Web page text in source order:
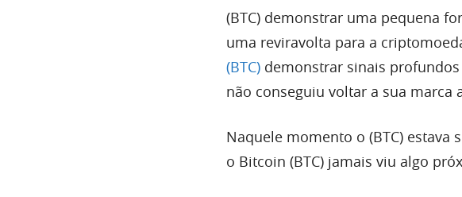
(BTC) demonstrar uma pequena
uma reviravolta para a
(BTC) demonstrar sinais
não conseguiu voltar a sua marca
Naquele momento o (BTC) estava
o Bitcoin (BTC) jamais viu algo